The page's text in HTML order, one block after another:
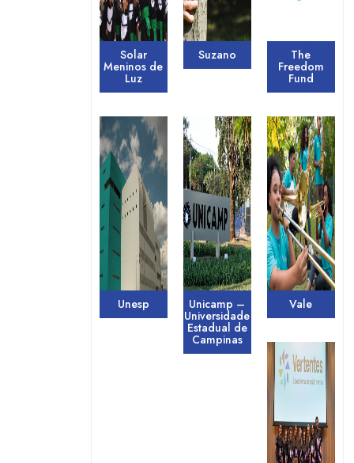
Solar
Meninos de
Luz
Suzano The
Freedom
Fund
Unesp Unicamp –
Universidade
Estadual de
Campinas
Vale